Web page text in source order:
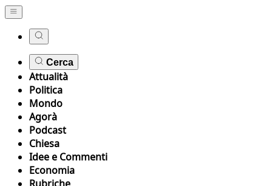
Cerca
Attualità
Politica
Mondo
Agorà
Podcast
Chiesa
Idee e Commenti
Economia